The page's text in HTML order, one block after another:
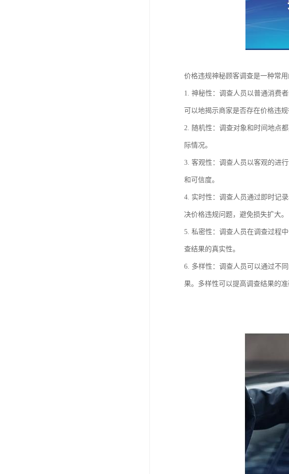
价格违规神秘顾客调查是一种常
1. 神秘性：调查人员以普通消费
可以地揭示商家是否存在价格违规
2. 随机性：调查对象和时间地点
际情况。
3. 客观性：调查人员以客观的进
和可信度。
4. 实时性：调查人员通过即时记
决价格违规问题，避免损失扩大。
5. 私密性：调查人员在调查过程
查结果的真实性。
6. 多样性：调查人员可以通过不
果。多样性可以提高调查结果的准